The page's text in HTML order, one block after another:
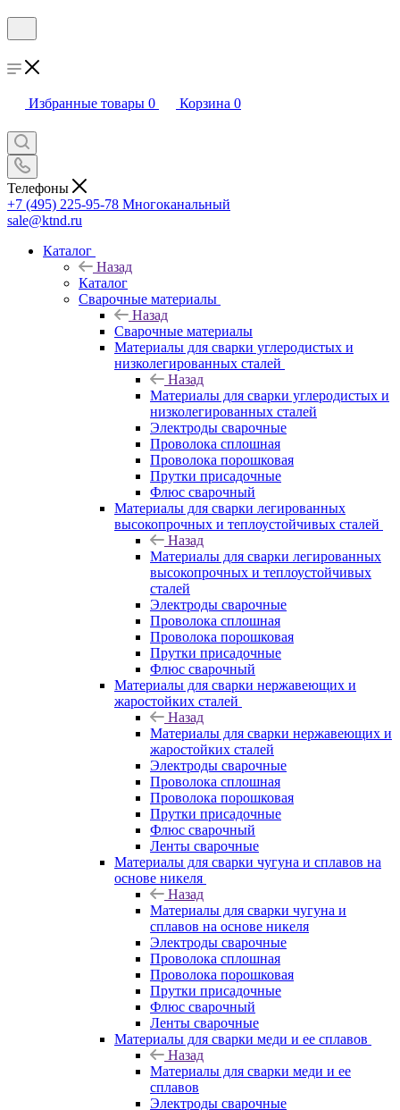
Избранные товары 0 Корзина 0
Телефоны
+7 (495) 225-95-78 Многоканальный
sale@ktnd.ru
Каталог
Назад
Каталог
Сварочные материалы
Назад
Сварочные материалы
Материалы для сварки углеродистых и
низколегированных сталей
Назад
Материалы для сварки углеродистых и
низколегированных сталей
Электроды сварочные
Проволока сплошная
Проволока порошковая
Прутки присадочные
Флюс сварочный
Материалы для сварки легированных
высокопрочных и теплоустойчивых сталей
Назад
Материалы для сварки легированных
высокопрочных и теплоустойчивых
сталей
Электроды сварочные
Проволока сплошная
Проволока порошковая
Прутки присадочные
Флюс сварочный
Материалы для сварки нержавеющих и
жаростойких сталей
Назад
Материалы для сварки нержавеющих и
жаростойких сталей
Электроды сварочные
Проволока сплошная
Проволока порошковая
Прутки присадочные
Флюс сварочный
Ленты сварочные
Материалы для сварки чугуна и сплавов на
основе никеля
Назад
Материалы для сварки чугуна и
сплавов на основе никеля
Электроды сварочные
Проволока сплошная
Проволока порошковая
Прутки присадочные
Флюс сварочный
Ленты сварочные
Материалы для сварки меди и ее сплавов
Назад
Материалы для сварки меди и ее
сплавов
Электроды сварочные